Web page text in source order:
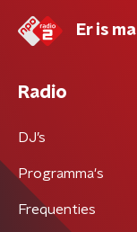
Er is
Radio
DJ’s
Programma's
Frequenties